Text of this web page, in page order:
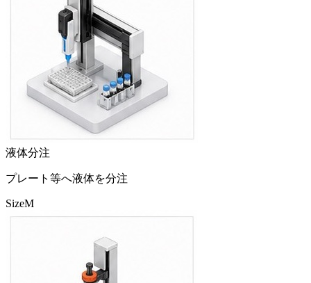
液体分注
プレート等へ液体を分注
SizeM